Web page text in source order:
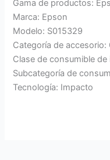
Gama de productos:
Marca: Epson
Modelo: S015329
Categoría de
Clase de consumible
Subcategoría de
Tecnología: Impacto